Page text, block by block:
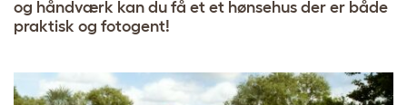
og håndværk kan du få et et hønsehus der er både
praktisk og fotogent!